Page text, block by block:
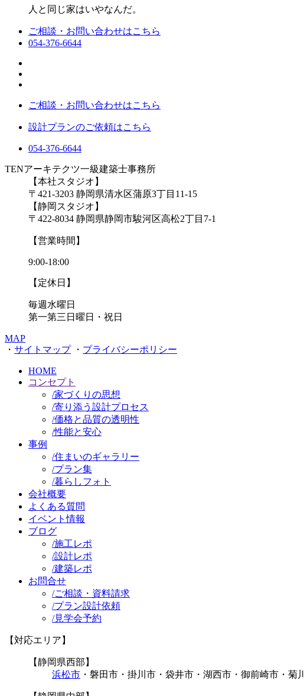
人と同じ家はいやなんだ。
ご相談・お問い合わせはこちら
054-376-6644
ご相談・お問い合わせはこちら
設計プランのご依頼はこちら
054-376-6644
TENアーキテクツ一級建築士事務所
【本社スタジオ】
〒421-3203 静岡県清水区蒲原3丁目11-15
【静岡スタジオ】
〒422-8034 静岡県静岡市駿河区高松2丁目7-1
【営業時間】
9:00-18:00
【定休日】
毎週水曜日
第一第三日曜日・祝日
MAP
・ サイトマップ・ プライバシーポリシー
HOME
コンセプト
/家づくりの思想
/寄り添う設計プロセス
/価格と品質の透明性
/性能と安心
事例
/住まいのギャラリー
/プラン集
/暮らしフォト
会社概要
よくある質問
イベント情報
ブログ
/施工レポ
/設計レポ
/建築レポ
お問合せ
/ご相談・資料請求
/プラン設計依頼
/見学会予約
【対応エリア】
【静岡県西部】
浜松市 ・磐田市・掛川市・袋井市・湖西市・御前崎市・菊